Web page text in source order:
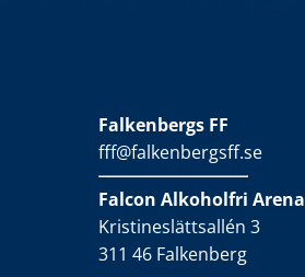
Falkenbergs FF
fff@falkenbergsff.se
Falcon Alkoholfri Arena
Kristineslättsallén 3
311 46 Falkenberg